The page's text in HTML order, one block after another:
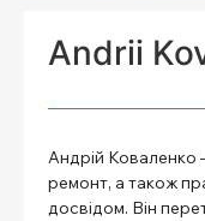
Andrii
Андрій Коваленко
ремонт, а також
досвідом. Він